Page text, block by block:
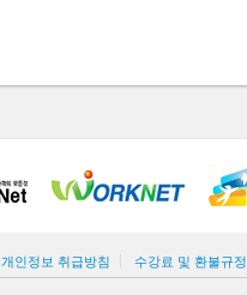
개인정보 취급방침 수강료 및 환불규정